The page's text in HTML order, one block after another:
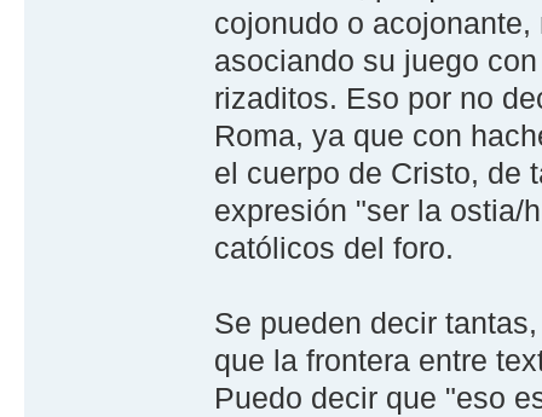
cojonudo o
asociando su juego
rizaditos. Eso por no
Roma, ya que con
el cuerpo de Cristo, de
expresión "ser la ostia/
católicos del foro.
Se pueden decir
que la frontera entre
Puedo decir que "eso